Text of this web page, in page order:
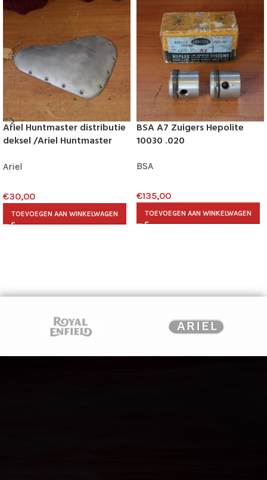
Ariel Huntmaster distributie
deksel /Ariel Huntmaster
Ariel
€30,00
TOEVOEGEN AAN WINKELWAGEN
BSA A7 Zuigers Hepolite
10030 .020
BSA
€135,00
TOEVOEGEN AAN WINKELWAGEN